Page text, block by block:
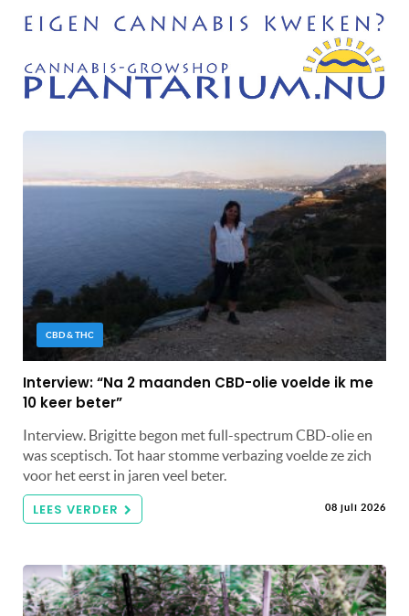
CBD & THC
Interview: “Na 2 maanden CBD-olie voelde ik me
10 keer beter”
Interview. Brigitte begon met full-spectrum CBD-olie en
was sceptisch. Tot haar stomme verbazing voelde ze zich
voor het eerst in jaren veel beter.
LEES VERDER 08 juli 2026